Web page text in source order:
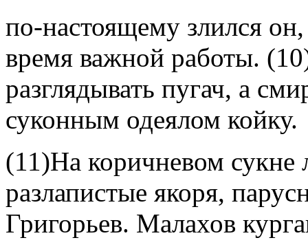
по-настоящему злился
время важной работы.
разглядывать пугач, а
суконным одеялом койку.
(11)На коричневом сукне
разлапистые якоря,
Григорьев. Малахов